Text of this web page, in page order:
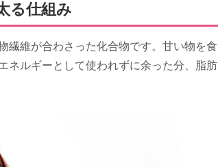
る仕組み
繊維が合わさった化合物です。甘い物を食
ネルギーとして使われずに余った分、脂肪